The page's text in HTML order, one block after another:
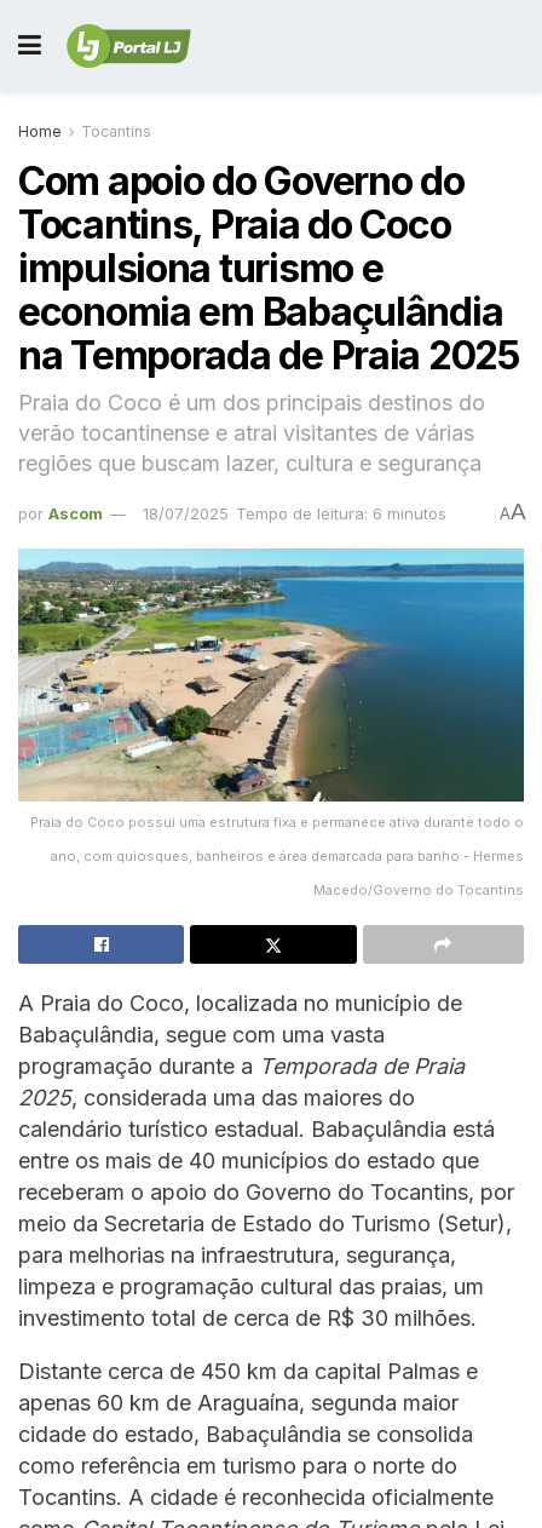
Home Tocantins
Com apoio do Governo do
Tocantins, Praia do Coco
impulsiona turismo e
economia em Babaçulândia
na Temporada de Praia 2025
Praia do Coco é um dos principais destinos do
verão tocantinense e atrai visitantes de várias
regiões que buscam lazer, cultura e segurança
por Ascom 18/07/2025 Tempo de leitura: 6 minutos AA
Praia do Coco possui uma estrutura fixa e permanece ativa durante todo o
ano, com quiosques, banheiros e área demarcada para banho - Hermes
Macedo/Governo do Tocantins
A Praia do Coco, localizada no município de
Babaçulândia, segue com uma vasta
programação durante a Temporada de Praia
2025, considerada uma das maiores do
calendário turístico estadual. Babaçulândia está
entre os mais de 40 municípios do estado que
receberam o apoio do Governo do Tocantins, por
meio da Secretaria de Estado do Turismo (Setur),
para melhorias na infraestrutura, segurança,
limpeza e programação cultural das praias, um
investimento total de cerca de R$ 30 milhões.
Distante cerca de 450 km da capital Palmas e
apenas 60 km de Araguaína, segunda maior
cidade do estado, Babaçulândia se consolida
como referência em turismo para o norte do
Tocantins. A cidade é reconhecida oficialmente